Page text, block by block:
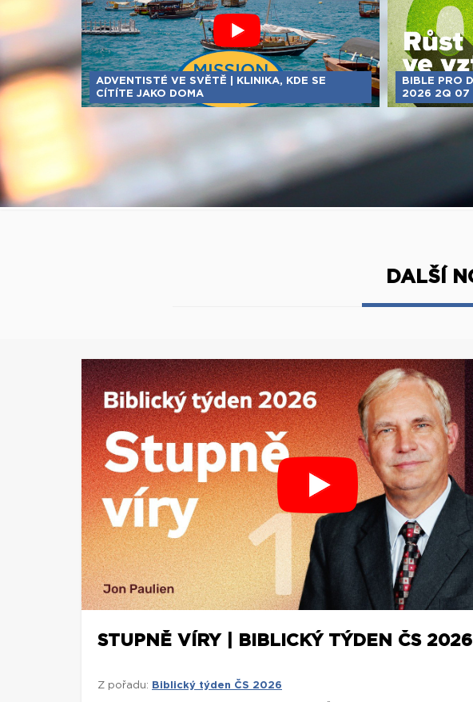
ADVENTISTÉ VE SVĚTĚ | KLINIKA, KDE SE
CÍTÍTE JAKO DOMA
BIBLE PRO
2026 2Q 07
DALŠÍ
STUPNĚ VÍRY | BIBLICKÝ TÝDEN ČS
Z pořadu: Biblický týden ČS 2026